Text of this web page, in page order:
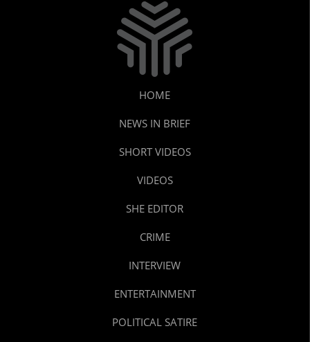
HOME
NEWS IN BRIEF
SHORT VIDEOS
VIDEOS
SHE EDITOR
CRIME
INTERVIEW
ENTERTAINMENT
POLITICAL SATIRE